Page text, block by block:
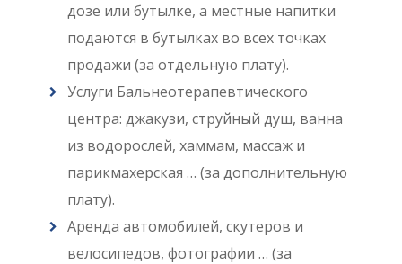
дозе или бутылке, а местные напитки
подаются в бутылках во всех точках
продажи (за отдельную плату).
Услуги Бальнеотерапевтического
центра: джакузи, струйный душ, ванна
из водорослей, хаммам, массаж и
парикмахерская … (за дополнительную
плату).
Аренда автомобилей, скутеров и
велосипедов, фотографии … (за